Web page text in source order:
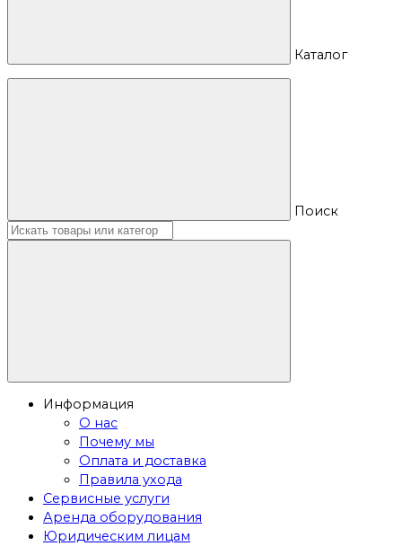
Каталог
Поиск
Информация
О нас
Почему мы
Оплата и доставка
Правила ухода
Сервисные услуги
Аренда оборудования
Юридическим лицам